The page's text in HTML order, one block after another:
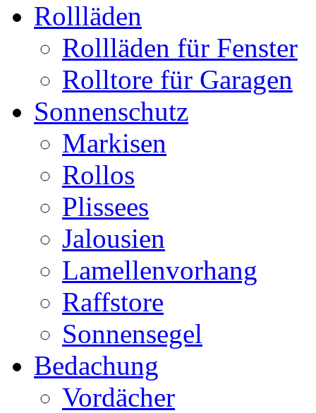
Rollläden
Rollläden für Fenster
Rolltore für Garagen
Sonnenschutz
Markisen
Rollos
Plissees
Jalousien
Lamellenvorhang
Raffstore
Sonnensegel
Bedachung
Vordächer